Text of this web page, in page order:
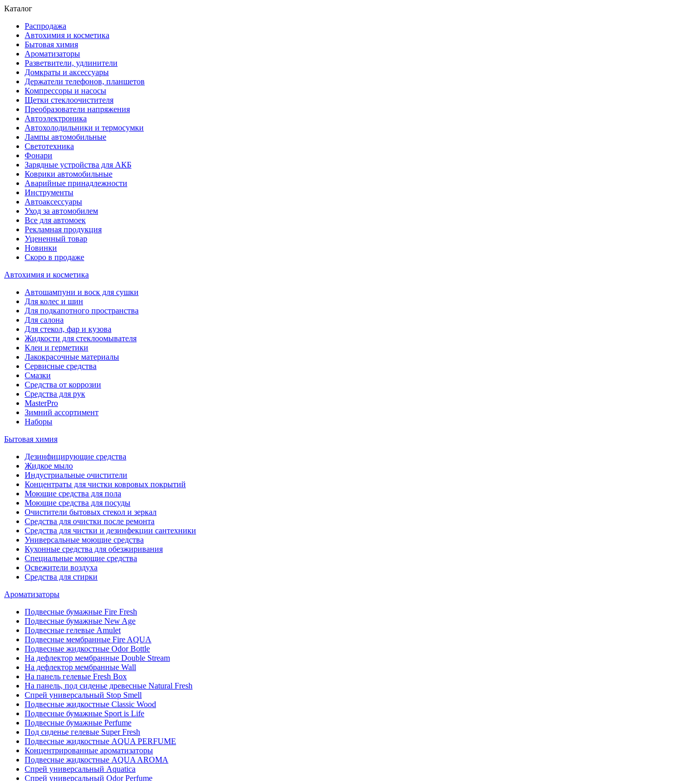
Каталог
Распродажа
Автохимия и косметика
Бытовая химия
Ароматизаторы
Разветвители, удлинители
Домкраты и аксессуары
Держатели телефонов, планшетов
Компрессоры и насосы
Щетки стеклоочистителя
Преобразователи напряжения
Автоэлектроника
Автохолодильники и термосумки
Лампы автомобильные
Светотехника
Фонари
Зарядные устройства для АКБ
Коврики автомобильные
Аварийные принадлежности
Инструменты
Автоаксессуары
Уход за автомобилем
Все для автомоек
Рекламная продукция
Уцененный товар
Новинки
Скоро в продаже
Автохимия и косметика
Автошампуни и воск для сушки
Для колес и шин
Для подкапотного пространства
Для салона
Для стекол, фар и кузова
Жидкости для стеклоомывателя
Клеи и герметики
Лакокрасочные материалы
Сервисные средства
Смазки
Средства от коррозии
Средства для рук
MasterPro
Зимний ассортимент
Наборы
Бытовая химия
Дезинфицирующие средства
Жидкое мыло
Индустриальные очистители
Концентраты для чистки ковровых покрытий
Моющие средства для пола
Моющие средства для посуды
Очистители бытовых стекол и зеркал
Средства для очистки после ремонта
Средства для чистки и дезинфекции сантехники
Универсальные моющие средства
Кухонные средства для обезжиривания
Специальные моющие средства
Освежители воздуха
Средства для стирки
Ароматизаторы
Подвесные бумажные Fire Fresh
Подвесные бумажные New Age
Подвесные гелевые Amulet
Подвесные мембранные Fire AQUA
Подвесные жидкостные Odor Bottle
На дефлектор мембранные Double Stream
На дефлектор мембранные Wall
На панель гелевые Fresh Box
На панель, под сиденье древесные Natural Fresh
Спрей универсальный Stop Smell
Подвесные жидкостные Classic Wood
Подвесные бумажные Sport is Life
Подвесные бумажные Perfume
Под сиденье гелевые Super Fresh
Подвесные жидкостные AQUA PERFUME
Концентрированные ароматизаторы
Подвесные жидкостные AQUA AROMA
Спрей универсальный Aquatica
Спрей универсальный Odor Perfume